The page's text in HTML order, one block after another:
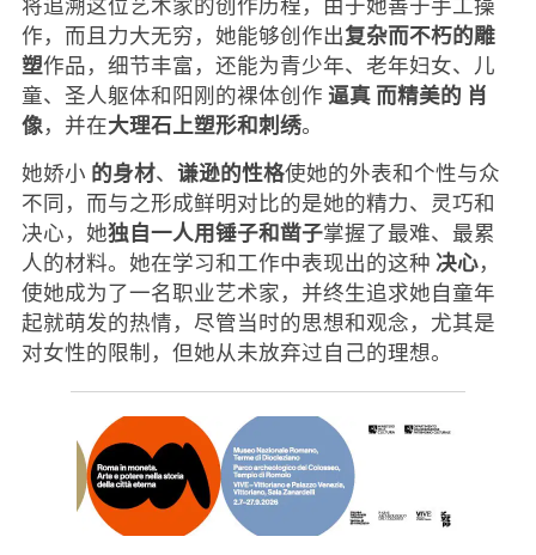
作，而且力大无穷，她能够创作出复杂而不朽的雕
塑作品，细节丰富，还能为青少年、老年妇女、儿
童、圣人躯体和阳刚的裸体创作 逼真而精美的 肖
像，并在大理石上塑形和刺绣。
她娇小 的身材、 谦逊的性格使她的外表和个性与众
不同，而与之形成鲜明对比的是她的精力、灵巧和
决心，她独自一人用锤子和凿子掌握了最难、最累
人的材料。她在学习和工作中表现出的这种 决心，
使她成为了一名职业艺术家，并终生追求她自童年
起就萌发的热情，尽管当时的思想和观念，尤其是
对女性的限制，但她从未放弃过自己的理想。